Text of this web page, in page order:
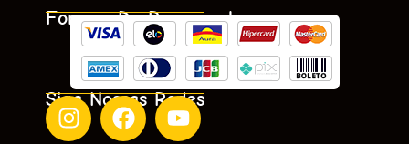
Formas De Pagamento
Siga Nossas Redes